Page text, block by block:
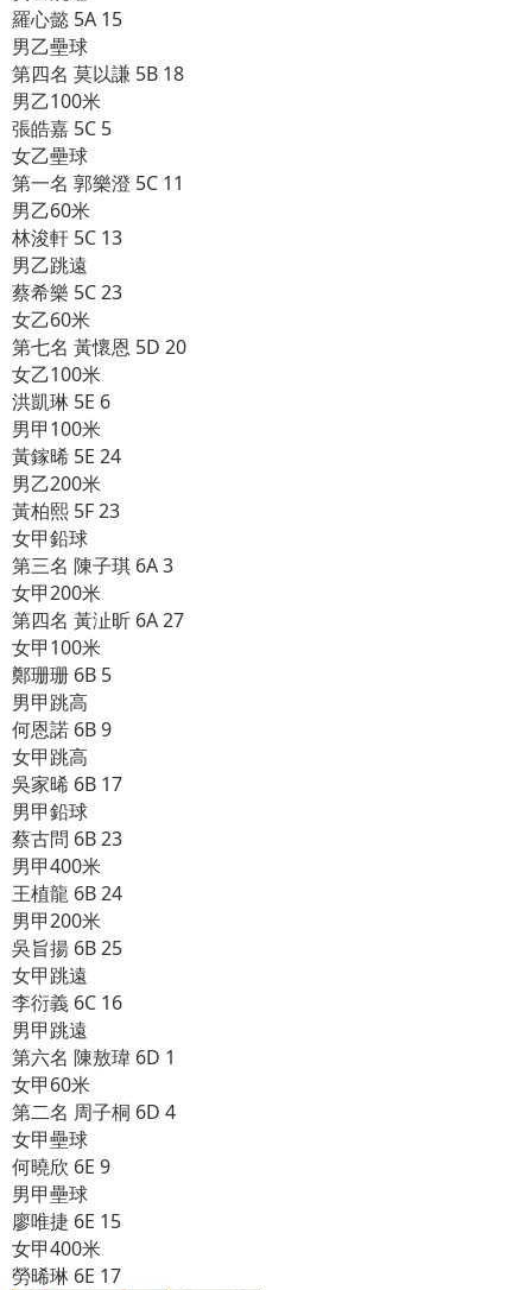
羅心懿 5A 15
男乙壘球
第四名 莫以謙 5B 18
男乙100米
張皓嘉 5C 5
女乙壘球
第一名 郭樂澄 5C 11
男乙60米
林浚軒 5C 13
男乙跳遠
蔡希樂 5C 23
女乙60米
第七名 黃懷恩 5D 20
女乙100米
洪凱琳 5E 6
男甲100米
黃鎵晞 5E 24
男乙200米
黃柏熙 5F 23
女甲鉛球
第三名 陳子琪 6A 3
女甲200米
第四名 黃沚昕 6A 27
女甲100米
鄭珊珊 6B 5
男甲跳高
何恩諾 6B 9
女甲跳高
吳家晞 6B 17
男甲鉛球
蔡古問 6B 23
男甲400米
王植龍 6B 24
男甲200米
吳旨揚 6B 25
女甲跳遠
李衍義 6C 16
男甲跳遠
第六名 陳敖瑋 6D 1
女甲60米
第二名 周子桐 6D 4
女甲壘球
何曉欣 6E 9
男甲壘球
廖唯捷 6E 15
女甲400米
勞晞琳 6E 17